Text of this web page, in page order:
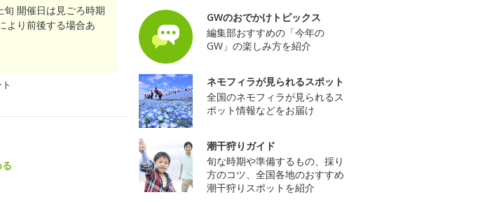
開催日は見ごろ時期
より前後する場合あ
GWのおでかけトピックス
編集部おすすめの「今年の
GW」の楽しみ方を紹介
ネモフィラが見られるスポット
全国のネモフィラが見られるス
ポット情報などをお届け
潮干狩りガイド
旬な時期や準備するもの、採り
方のコツ、全国各地のおすすめ
潮干狩りスポットを紹介